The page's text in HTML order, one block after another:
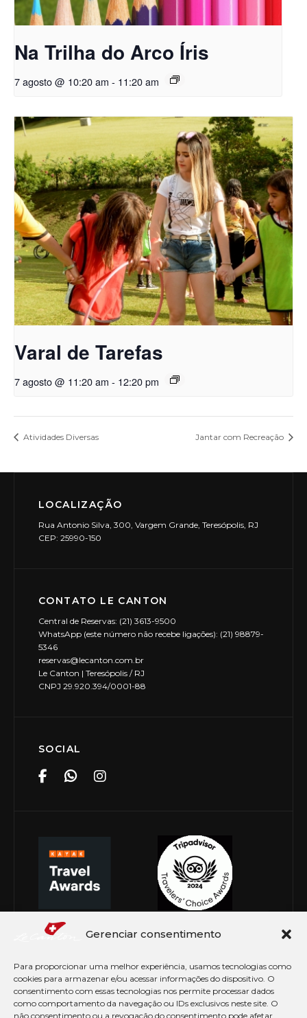
Gerenciar consentimento
Para proporcionar uma melhor experiência, usamos tecnologias como
cookies para armazenar e/ou acessar informações do dispositivo. O
consentimento com essas tecnologias nos permite processar dados
como comportamento da navegação ou IDs exclusivos neste site. O
não consentimento ou a revogação do consentimento pode afetar
Na Trilha do Arco Íris
7 agosto @ 10:20 am - 11:20 am
Varal de Tarefas
7 agosto @ 11:20 am - 12:20 pm
Atividades Diversas Jantar com Recreação
LOCALIZAÇÃO
Rua Antonio Silva, 300, Vargem Grande, Teresópolis, RJ
CEP: 25990-150
CONTATO LE CANTON
Central de Reservas: (21) 3613-9500
WhatsApp (este número não recebe ligações): (21) 98879-
5346
reservas@lecanton.com.br
Le Canton | Teresópolis / RJ
CNPJ 29.920.394/0001-88
SOCIAL